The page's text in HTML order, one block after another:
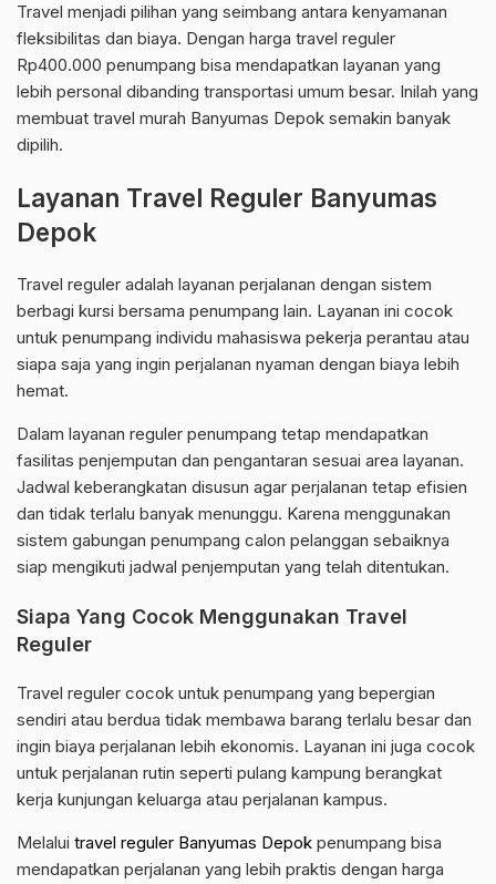
Travel menjadi pilihan yang seimbang antara kenyamanan
fleksibilitas dan biaya. Dengan harga travel reguler
Rp400.000 penumpang bisa mendapatkan layanan yang
lebih personal dibanding transportasi umum besar. Inilah yang
membuat travel murah Banyumas Depok semakin banyak
dipilih.
Layanan Travel Reguler Banyumas
Depok
Travel reguler adalah layanan perjalanan dengan sistem
berbagi kursi bersama penumpang lain. Layanan ini cocok
untuk penumpang individu mahasiswa pekerja perantau atau
siapa saja yang ingin perjalanan nyaman dengan biaya lebih
hemat.
Dalam layanan reguler penumpang tetap mendapatkan
fasilitas penjemputan dan pengantaran sesuai area layanan.
Jadwal keberangkatan disusun agar perjalanan tetap efisien
dan tidak terlalu banyak menunggu. Karena menggunakan
sistem gabungan penumpang calon pelanggan sebaiknya
siap mengikuti jadwal penjemputan yang telah ditentukan.
Siapa Yang Cocok Menggunakan Travel
Reguler
Travel reguler cocok untuk penumpang yang bepergian
sendiri atau berdua tidak membawa barang terlalu besar dan
ingin biaya perjalanan lebih ekonomis. Layanan ini juga cocok
untuk perjalanan rutin seperti pulang kampung berangkat
kerja kunjungan keluarga atau perjalanan kampus.
Melalui travel reguler Banyumas Depok penumpang bisa
mendapatkan perjalanan yang lebih praktis dengan harga